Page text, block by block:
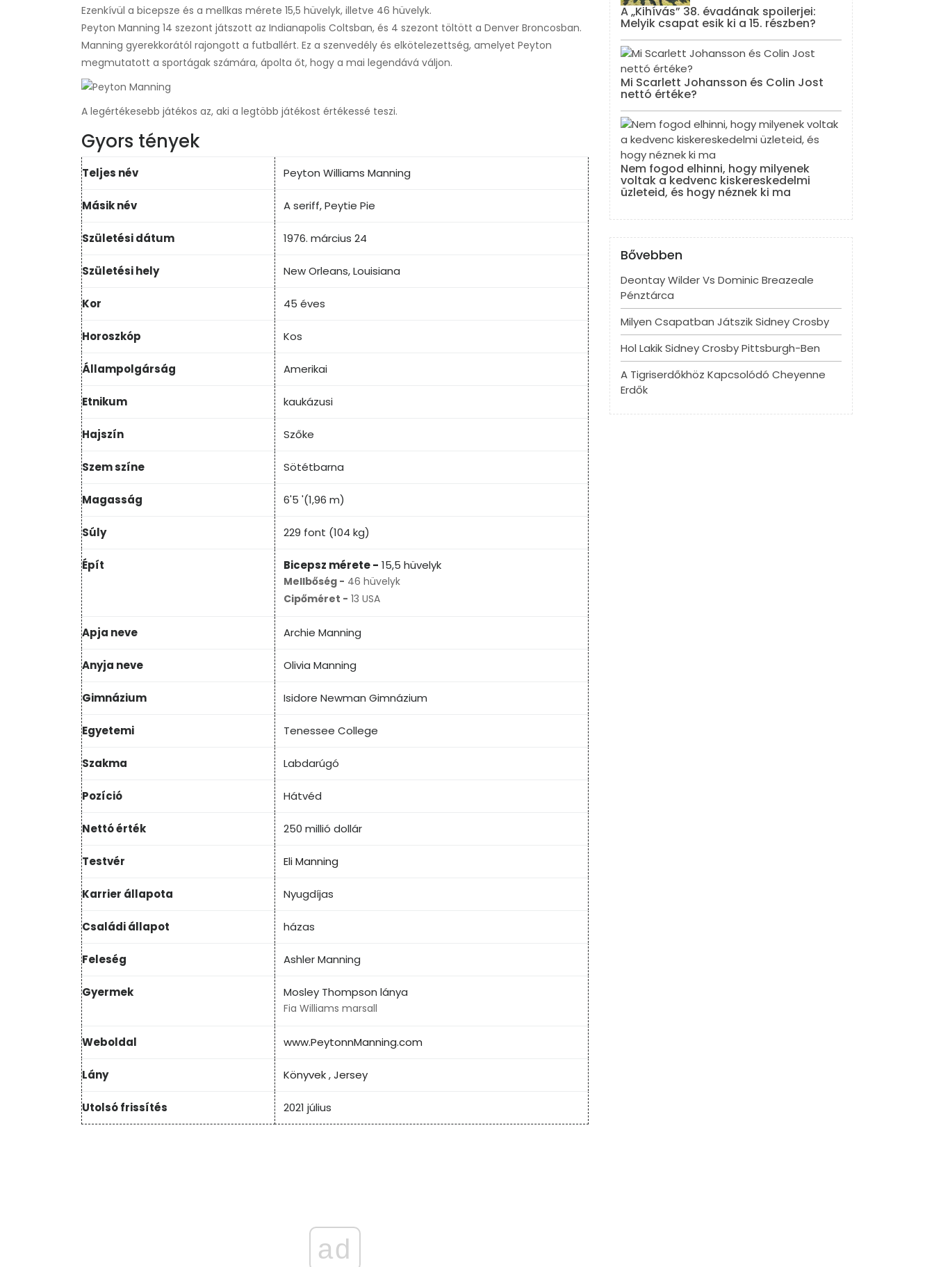
Ezenkívül a bicepsze és a mellkas mérete 15,5 hüvelyk, illetve 46 hüvelyk.
Peyton Manning 14 szezont játszott az Indianapolis Coltsban, és 4 szezont töltött a Denver Broncosban.
Manning gyerekkorától rajongott a futballért. Ez a szenvedély és elkötelezettség, amelyet Peyton
megmutatott a sportágak számára, ápolta őt, hogy a mai legendává váljon.
A legértékesebb játékos az, aki a legtöbb játékost értékessé teszi.
Gyors tények
Teljes név Peyton Williams Manning
Másik név A seriff, Peytie Pie
Születési dátum 1976. március 24
Születési hely New Orleans, Louisiana
Kor 45 éves
Horoszkóp Kos
Állampolgárság Amerikai
Etnikum kaukázusi
Hajszín Szőke
Szem színe Sötétbarna
Magasság 6'5 '(1,96 m)
Súly 229 font (104 kg)
Épít Bicepsz mérete - 15,5 hüvelyk
Mellbőség - 46 hüvelyk
Cipőméret - 13 USA
Apja neve Archie Manning
Anyja neve Olivia Manning
Gimnázium Isidore Newman Gimnázium
Egyetemi Tenessee College
Szakma Labdarúgó
Pozíció Hátvéd
Nettó érték 250 millió dollár
Testvér Eli Manning
Karrier állapota Nyugdíjas
Családi állapot házas
Feleség Ashler Manning
Gyermek Mosley Thompson lánya
Fia Williams marsall
Weboldal www.PeytonnManning.com
Lány Könyvek,Jersey
Utolsó frissítés 2021 július
ad
A „Kihívás” 38. évadának spoilerjei:
Melyik csapat esik ki a 15. részben?
Mi Scarlett Johansson és Colin Jost
nettó értéke?
Nem fogod elhinni, hogy milyenek
voltak a kedvenc kiskereskedelmi
üzleteid, és hogy néznek ki ma
Bővebben
Deontay Wilder Vs Dominic Breazeale
Pénztárca
Milyen Csapatban Játszik Sidney Crosby
Hol Lakik Sidney Crosby Pittsburgh-Ben
A Tigriserdőkhöz Kapcsolódó Cheyenne
Erdők